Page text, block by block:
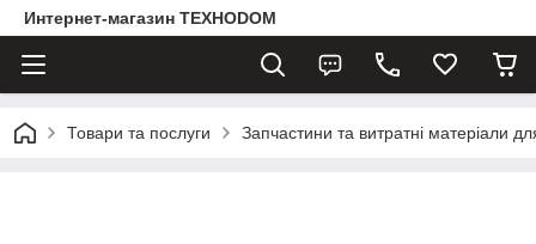
Интернет-магазин ТЕХНОDOM
Товари та послуги Запчастини та витратні матеріали